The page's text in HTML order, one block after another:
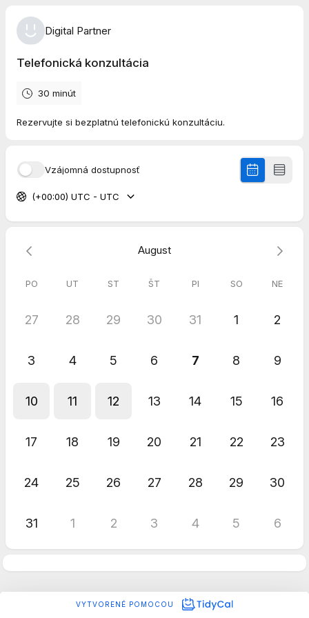
Digital Partner
Telefonická konzultácia
30 minút
Rezervujte si bezplatnú telefonickú konzultáciu.
Vzájomná dostupnosť
(+00:00) UTC - UTC
August
PO UT ST ŠT PI SO NE
27 28 29 30 31 1 2
3 4 5 6 7 8 9
10 11 12 13 14 15 16
17 18 19 20 21 22 23
24 25 26 27 28 29 30
31 1 2 3 4 5 6
VYTVORENÉ POMOCOU